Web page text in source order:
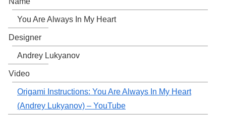
You Are Always In My Heart
Designer
Andrey Lukyanov
Video
Origami Instructions: You Are Always In My Heart
(Andrey Lukyanov) – YouTube